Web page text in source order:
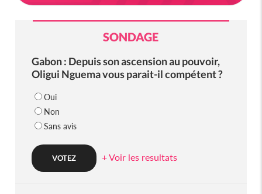
SONDAGE
Gabon : Depuis son ascension au pouvoir,
Oligui Nguema vous parait-il compétent ?
Oui
Non
Sans avis
+ Voir les resultats